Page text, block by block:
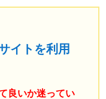
イトを利用
良いか迷ってい